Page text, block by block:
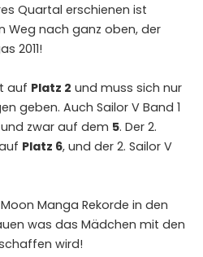
Quartal erschienen ist
Weg nach ganz oben, der
2011!
auf Platz 2 und muss sich nur
geben. Auch Sailor V Band 1
zwar auf dem 5. Der 2.
Platz 6, und der 2. Sailor V
Manga Rekorde in den
was das Mädchen mit den
wird!